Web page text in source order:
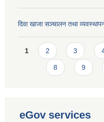
दिवा खाजा सञ्चालन तथा
Pages
1 2 3
8 9
eGov services